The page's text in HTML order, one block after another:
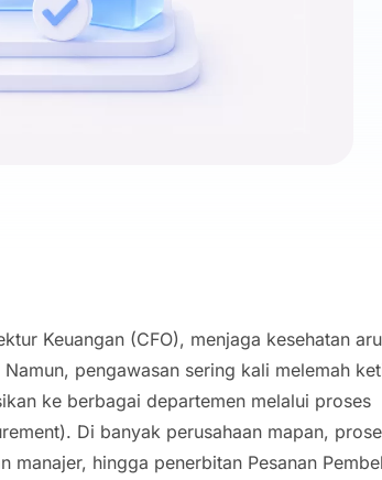
Keuangan (CFO), menjaga kesehatan
pengawasan sering kali melemah
ke berbagai departemen melalui proses
). Di banyak perusahaan mapan,
manajer, hingga penerbitan Pesanan